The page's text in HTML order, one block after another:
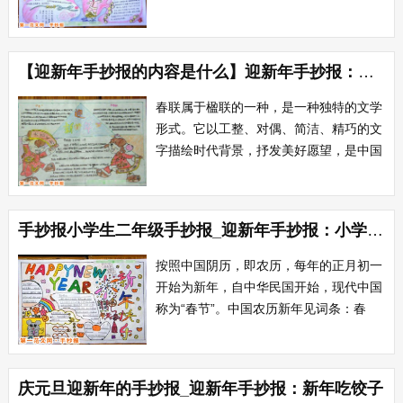
有几十斤，可以吃上一个冬天。大年初一
和初五吃饺子。这幅迎新年手抄报制作精
美，排版设计灵活生动，体现了小作者丰
富的想象力，色彩搭配温馨，欣赏性可读
性强！...
【迎新年手抄报的内容是什么】迎新年手抄报：春联是什么
春联属于楹联的一种，是一种独特的文学
形式。它以工整、对偶、简洁、精巧的文
字描绘时代背景，抒发美好愿望，是中国
村，家家户户都要精选一副大红春联贴于
门上，为春节增加喜庆气氛。春联(The
Couplets of the Spring Festival )，春联
也作...
手抄报小学生二年级手抄报_迎新年手抄报：小学生手抄报
按照中国阴历，即农历，每年的正月初一
开始为新年，自中华民国开始，现代中国
称为“春节”。中国农历新年见词条：春
元年的1月1日开始为新年，即元旦。
1912年1月1日，中华民国正式成立，这
是亚洲第一个民主共和国，也是亚洲第一
庆元旦迎新年的手抄报_迎新年手抄报：新年吃饺子